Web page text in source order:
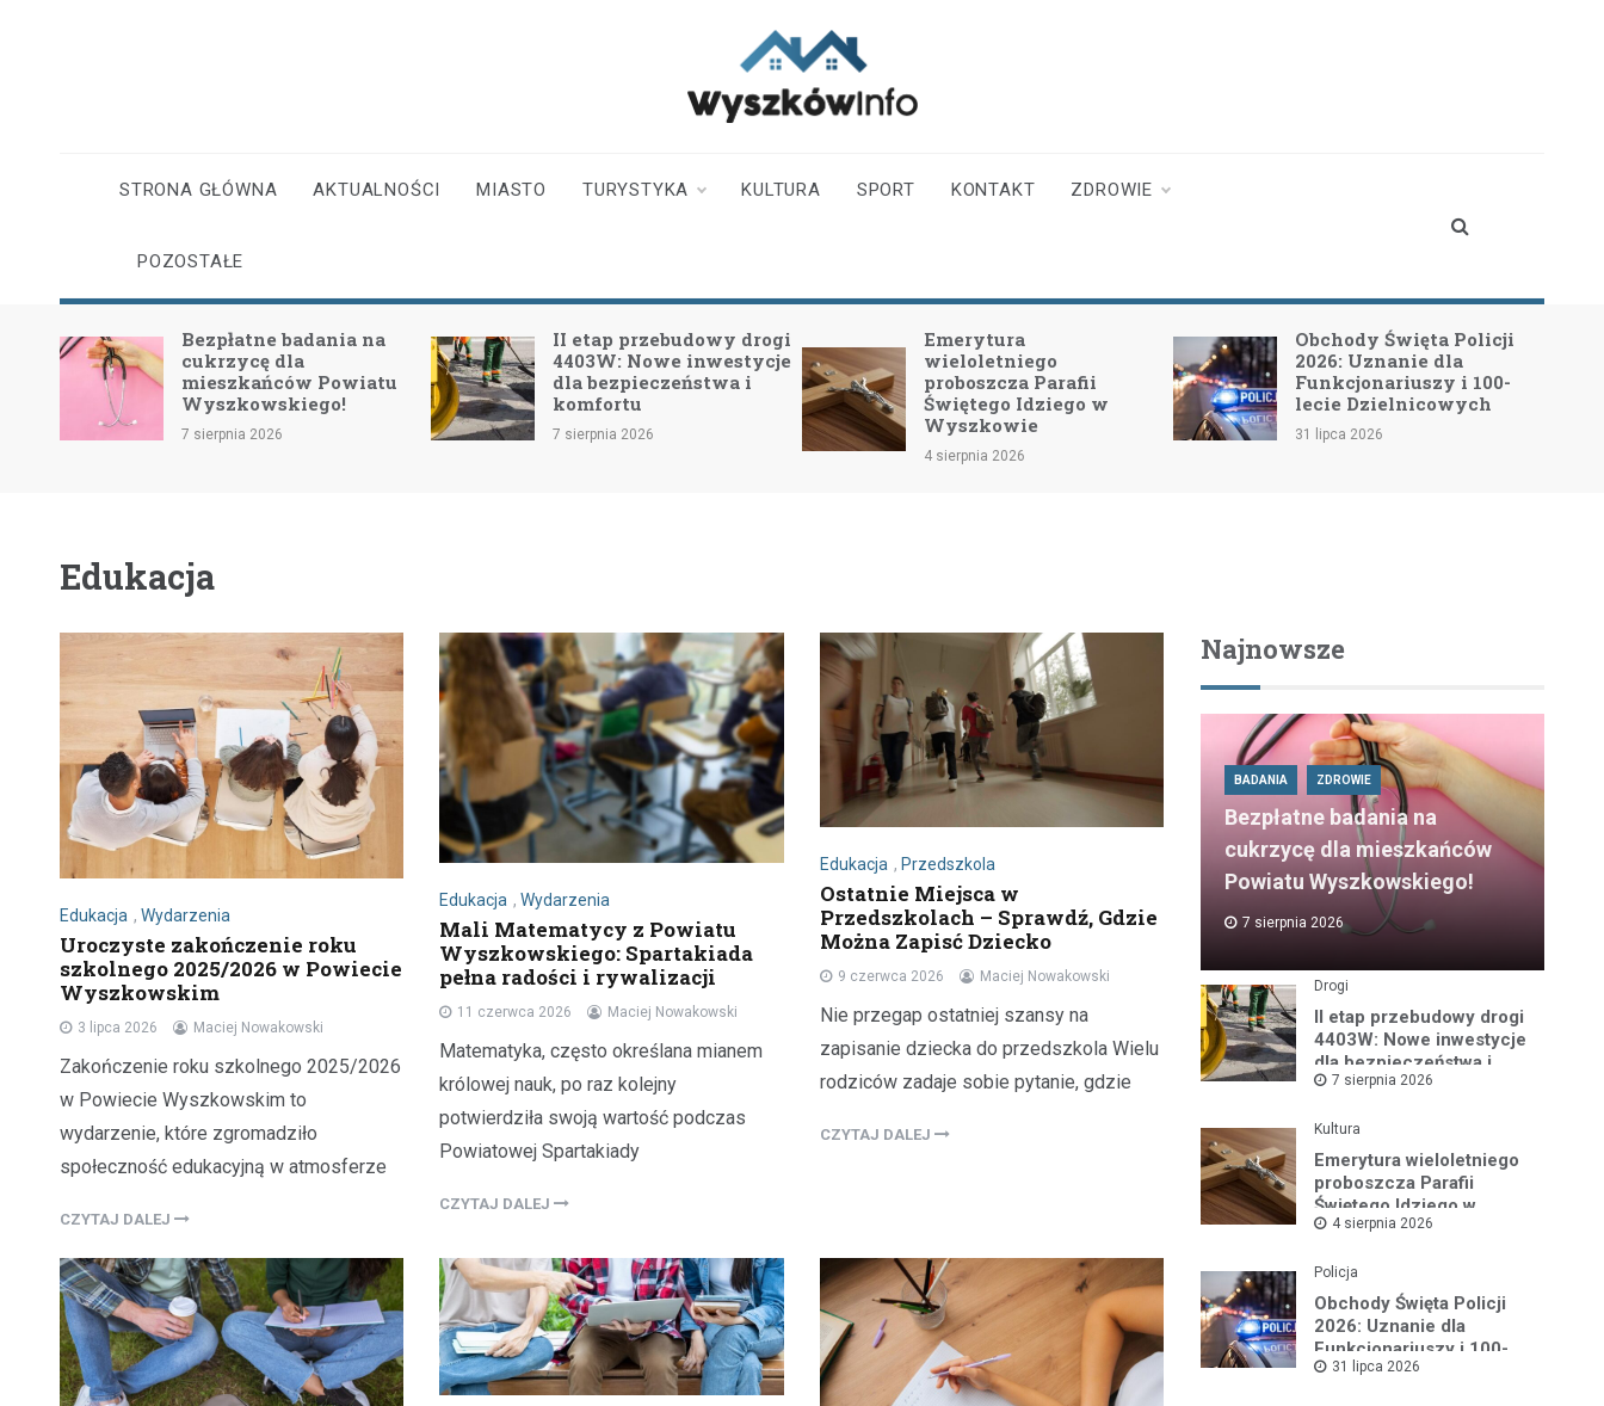
STRONA GŁÓWNA AKTUALNOŚCI MIASTO TURYSTYKA KULTURA SPORT KONTAKT ZDROWIE
POZOSTAŁE
II etap przebudowy drogi
4403W: Nowe inwestycje
dla bezpieczeństwa i
komfortu
7 sierpnia 2026
Emerytura
wieloletniego
proboszcza Parafii
Świętego Idziego w
Wyszkowie
Obchody Święta Policji
2026: Uznanie dla
Funkcjonariuszy i 100-
lecie Dzielnicowych
31 lipca 2026
Rozpoczyna się II etap
modernizacji drogi
powiatowej nr 4415W w
Leszczydole
17 lipca 2026
Edukacja
Edukacja , Wydarzenia
Uroczyste zakończenie roku
szkolnego 2025/2026 w Powiecie
Wyszkowskim
3 lipca 2026 Maciej Nowakowski
Zakończenie roku szkolnego 2025/2026
w Powiecie Wyszkowskim to
wydarzenie, które zgromadziło
społeczność edukacyjną w atmosferze
CZYTAJ DALEJ
Edukacja ,Wydarzenia
Mali Matematycy z Powiatu
Wyszkowskiego: Spartakiada
pełna radości i rywalizacji
11 czerwca 2026 Maciej Nowakowski
Matematyka, często określana mianem
królowej nauk, po raz kolejny
potwierdziła swoją wartość podczas
Powiatowej Spartakiady
CZYTAJ DALEJ
Edukacja , Przedszkola
Ostatnie Miejsca w
Przedszkolach – Sprawdź, Gdzie
Można Zapisć Dziecko
9 czerwca 2026 Maciej Nowakowski
Nie przegap ostatniej szansy na
zapisanie dziecka do przedszkola Wielu
rodziców zadaje sobie pytanie, gdzie
CZYTAJ DALEJ
Najnowsze
BADANIA ZDROWIE
Bezpłatne badania na
cukrzycę dla mieszkańców
Powiatu Wyszkowskiego!
7 sierpnia 2026
Drogi
II etap przebudowy drogi
4403W: Nowe inwestycje
dla bezpieczeństwa i
komfortu
7 sierpnia 2026
Kultura
Emerytura wieloletniego
proboszcza Parafii
Świętego Idziego w
Wyszkowie
4 sierpnia 2026
Policja
Obchody Święta Policji
2026: Uznanie dla
Funkcjonariuszy i 100-
lecie Dzielnicowych
31 lipca 2026